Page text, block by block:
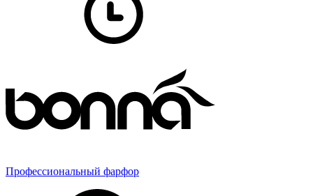
Профессиональный фарфор